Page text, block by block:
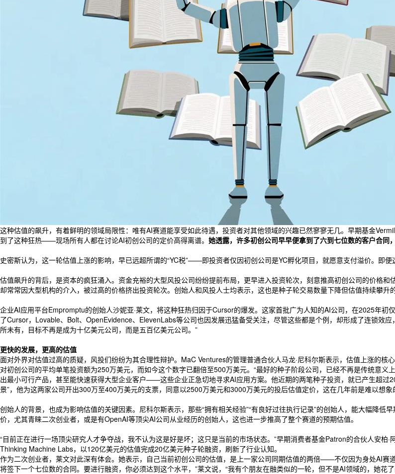
这种估值的飙升，有着鲜明的领域局限性：唯有AI赛道能享受如此待遇，投资者对其他领域的兴趣已然寥寥无几。早期基金
到了这种狂热——现场所有人都在讨论AI初创公司的定价高得离谱。 她透露，许多初创公司早早便拿到了六到七位数的客户合同
史密斯认为，这一轮估值上涨的影响，早已远超所谓的“YC税”——即投资者仅因初创公司是YC孵化项目，就愿意支付溢价。即
估值飙升的背后，是资本的疯狂涌入。资金充裕的大型风投公司纷纷提前布局，更早进入投资轮次，刻意推高初创公司的价格
却常常因大型机构的介入，被过高的价格挤出投资轮次。创始人和风投人士均表示，这也是种子轮交易数量下降但估值持续攀升
企业AI应用平台Empromptu的创始人沙妮亚·莱文，将这种狂热归因于Cursor的爆发。这家首批广为人知的AI公司，在2025年
了Cursor，Lovable、Bolt、OpenEvidence、ElevenLabs等公司也因发展迅猛备受关注，尽管这些都是个例，却形成了连锁效
所未有，目标不再是成为十亿美元公司，而是五百亿美元公司。”
更快的发展，更高的估值
面对外界对估值过高的质疑，风投们纷纷为其合理性辩护。MaC Ventures的管理普通合伙人马龙·尼科尔斯表示，估值上涨的核
对初创公司的平均单笔投资额为250万美元，而如今这个数字已翻倍至500万美元。“最好的种子阶段公司，已经不再是传统意
出最小可行产品，甚至能快速获得大型企业客户——这些企业正急切地寻求AI应用方案。他近期的两笔种子投资，就已产生超过
景”，他为这两家公司开出300万至400万美元的支票，同意以2500万美元和3000万美元的投后估值定价，这在几年前是难以想象
创始人的背景，也成为影响估值的关键因素。尼科尔斯表示，那些“拥有相关经验”“有良好过往执行记录”的创始人，能大幅降
价，尤其青睐二次创业者，或是有OpenAI等顶尖AI公司从业经历的创始人，这也进一步推高了整个赛道的预期估值。
“目前正在进行一场顶尖研究人才争夺战，我不认为这是好是坏；这只是当前的市场状态。”早期消费者基金Patron的合伙人安
Thinking Machine Labs，以120亿美元的估值完成20亿美元种子轮融资，刷新了行业认知。
作为二次创业者，莱文对此深有体会。她表示，自己当前初创公司的估值，是上一家公司同期估值的两倍——不仅因为身处AI赛
将签下一个七位数的合同。要进行融资，你必须达到这个水平，”莱文说，“我有个朋友在融类似的一轮，但不是AI领域的，她花